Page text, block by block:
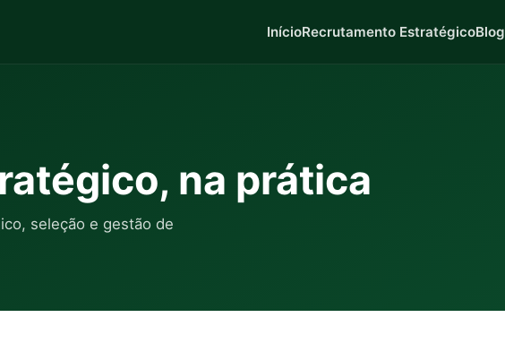
InícioRecrutamento EstratégicoBlog
na prática
seleção e gestão de